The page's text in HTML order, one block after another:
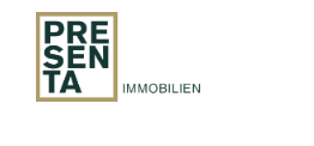
Zum
Inhalt
springen